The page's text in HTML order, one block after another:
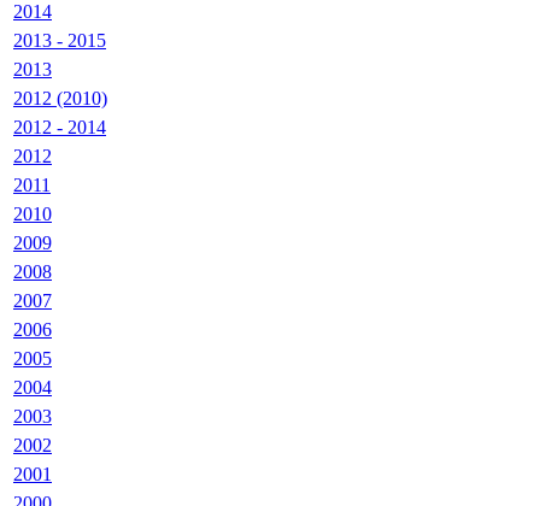
2014
2013 - 2015
2013
2012 (2010)
2012 - 2014
2012
2011
2010
2009
2008
2007
2006
2005
2004
2003
2002
2001